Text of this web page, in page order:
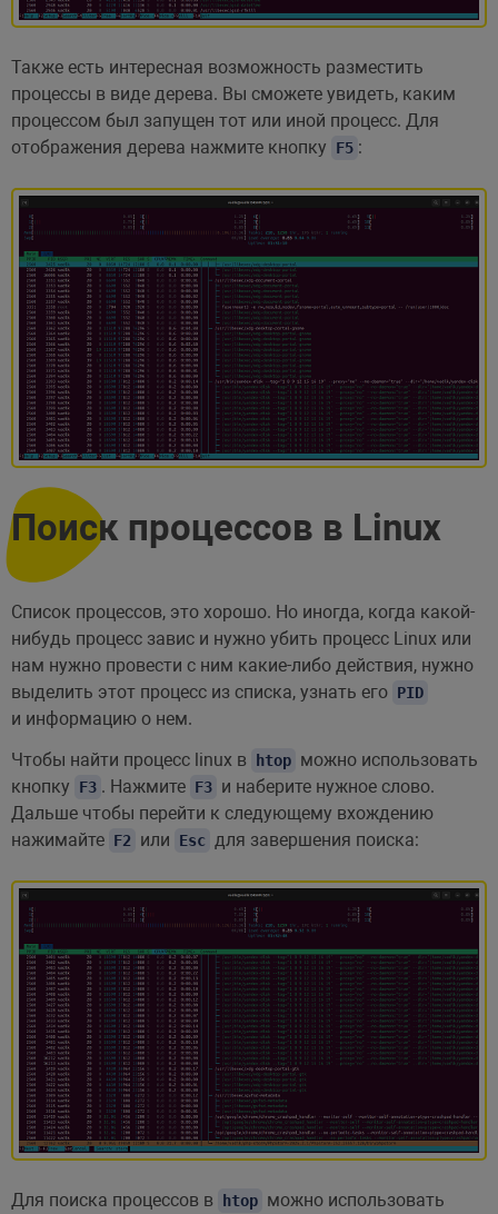
Также есть интересная возможность разместить
процессы в виде дерева. Вы сможете увидеть, каким
процессом был запущен тот или иной процесс. Для
отображения дерева нажмите кнопку
F5 :
Поиск процессов в Linux
Список процессов, это хорошо. Но иногда, когда какой-
нибудь процесс завис и нужно убить процесс Linux или
нам нужно провести с ним какие-либо действия, нужно
выделить этот процесс из списка, узнать его PID
и информацию о нем.
Чтобы найти процесс linux в
htop можно использовать
кнопку
F3 . Нажмите F3 и наберите нужное слово.
Дальше чтобы перейти к следующему вхождению
нажимайте F2 или Esc для завершения поиска:
Для поиска процессов в htop можно использовать